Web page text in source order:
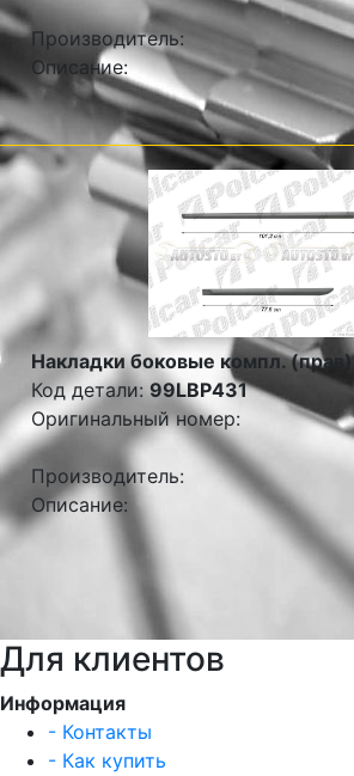
Производитель:
Описание:
Накладки боковые компл. (прав)
Код детали:99LBP431
Оригинальный номер:
Производитель:
Описание:
Для клиентов
Информация
- Контакты
- Как купить